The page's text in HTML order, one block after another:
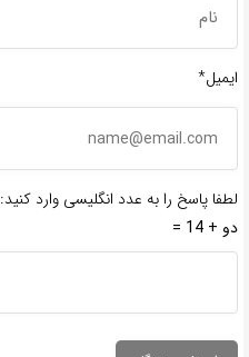
ایمیل*
لطفا پاسخ را به عدد انگلیسی وارد کنید:
دو + 14 =